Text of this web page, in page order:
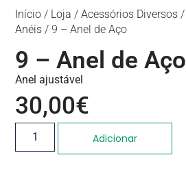
Início / Loja /Acessórios Diversos /
Anéis / 9 – Anel de Aço
9 – Anel de Aço
Anel ajustável
30,00€
Adicionar